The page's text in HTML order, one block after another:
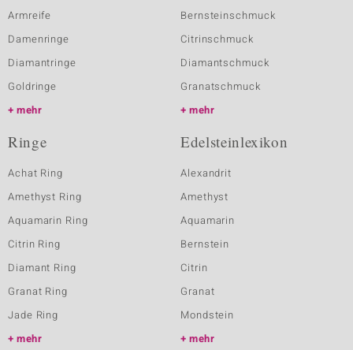
Armreife
Damenringe
Diamantringe
Goldringe
mehr
Bernsteinschmuck
Citrinschmuck
Diamantschmuck
Granatschmuck
mehr
Ringe
Achat Ring
Amethyst Ring
Aquamarin Ring
Citrin Ring
Diamant Ring
Granat Ring
Jade Ring
mehr
Edelsteinlexikon
Alexandrit
Amethyst
Aquamarin
Bernstein
Citrin
Granat
Mondstein
mehr